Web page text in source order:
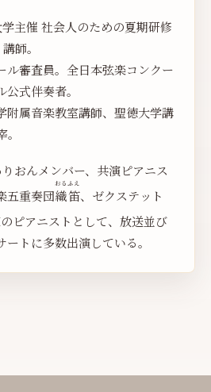
主催 社会人のための夏期研修
師。
ル審査員。全日本弦楽コンクー
式伴奏者。
附属音楽教室講師、聖徳大学講
おんメンバー、共演ピアニス
五重奏団織笛
おるふえ
、ゼクステット
ピアニストとして、放送並び
トに多数出演している。